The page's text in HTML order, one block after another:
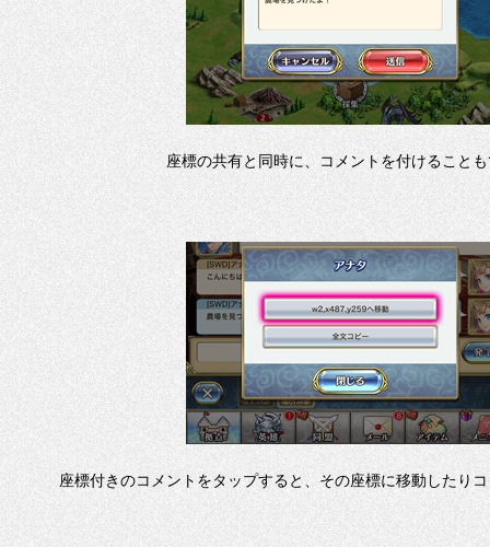
座標の共有と同時に、コメントを付けること
座標付きのコメントをタップすると、その座標に移動したり